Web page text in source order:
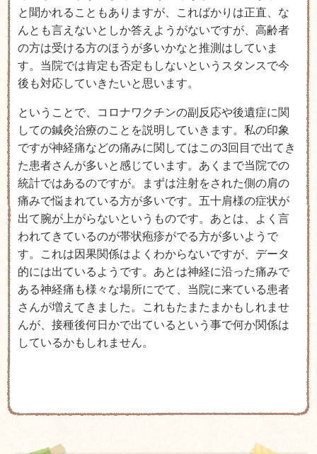
と聞かれることもありますが、こればかりは正直、な
んとも言えないとしか答えようがないですが、高齢者
の方は受ける方のほうが多いかなと推測はしていま
す。当院では肯定も否定もしないというスタンスで今
後も対応していきたいと思います。
ということで、コロナワクチンの副反応や後遺症に関
しての鍼灸治療のことを説明していきます。私の印象
ですが神経痛などの痛みに関してはこの3回目で出てき
た患者さんが多いと感じています。あくまで当院での
統計ではあるのですが。まずは注射をされた側の肩の
痛みで悩まれている方が多いです。五十肩様の症状が
出て腕が上がらないというものです。あとは、よく言
われてきているのが帯状疱疹がでる方が多いようで
す。これは因果関係はよくわからないですが、データ
的には出ているようです。あとは神経に沿った痛みで
ある神経痛も様々な場所にでて、当院に来ている患者
さんが増えてきました。これもたまたまかもしれませ
んが、接種後何日かで出ているという事で何か関係は
しているかもしれません。